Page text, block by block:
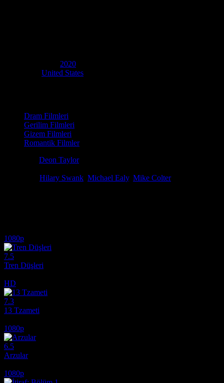
2020
United States
Dram Filmleri
Gerilim Filmleri
Gizem Filmleri
Romantik Filmler
Deon Taylor
Hilary Swank Michael Ealy, Mike Colter
1080p
7.5
Tren Düşleri
HD
7.3
13 Tzameti
1080p
6.5
Arzular
1080p